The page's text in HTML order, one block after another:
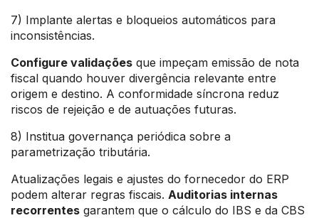
7) Implante alertas e bloqueios automáticos para
inconsistências.
Configure validações que impeçam emissão de nota
fiscal quando houver divergência relevante entre
origem e destino. A conformidade síncrona reduz
riscos de rejeição e de autuações futuras.
8) Institua governança periódica sobre a
parametrização tributária.
Atualizações legais e ajustes do fornecedor do ERP
podem alterar regras fiscais. Auditorias internas
recorrentes garantem que o cálculo do IBS e da CBS